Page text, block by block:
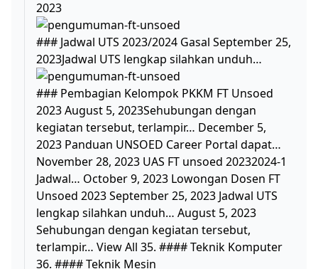
2023
### Jadwal UTS 2023/2024 Gasal September 25,
2023Jadwal UTS lengkap silahkan unduh…
### Pembagian Kelompok PKKM FT Unsoed
2023 August 5, 2023Sehubungan dengan
kegiatan tersebut, terlampir… December 5,
2023 Panduan UNSOED Career Portal dapat…
November 28, 2023 UAS FT unsoed 20232024-1
Jadwal… October 9, 2023 Lowongan Dosen FT
Unsoed 2023 September 25, 2023 Jadwal UTS
lengkap silahkan unduh… August 5, 2023
Sehubungan dengan kegiatan tersebut,
terlampir… View All 35. #### Teknik Komputer
36. #### Teknik Mesin